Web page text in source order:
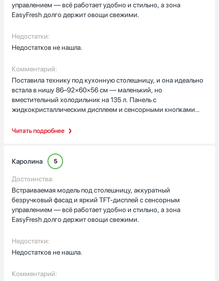
Читать подробнее
управлением — всё работает удобно и стильно, а зона
EasyFresh долго держит овощи свежими.
Недостатки:
Недостатков не нашла.
Комментарий:
Поставила технику под кухонную столешницу, и она идеально
встала в нишу 86–92×60×56 см — маленький, но
вместительный холодильник на 135 л. Панель с
жидкокристаллическим дисплеем и сенсорными кнопками
пальцем, включаю суперохлаждение после больших закупок —
для торта и ни о чём не переживаю. Ящик EasyFresh для
фруктов и овощей реально продлил жизнь зелени и яблокам —
перестала выбрасывать увядания через пару дней. Отдельно
радует потолочная LED-подсветка, всё видно даже вечером, и
фильтр, который поддерживает свежесть. Дверь без ручки
выглядит чисто, доводчик мягко закрывает её, а индикация
открытой двери и звуковой сигнал не дадут оставить
перевесить дверь сделали установку гибкой. В общем,
удобная и продуманная техника, которая экономит место и
Каролина 5
Достоинства:
Встраиваемая модель под столешницу, аккуратный
безручковый фасад и яркий TFT-дисплей с сенсорным
управлением — всё работает удобно и стильно, а зона
EasyFresh долго держит овощи свежими.
Недостатки:
Недостатков не нашла.
Комментарий: